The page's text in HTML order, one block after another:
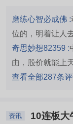
磨练心智必成佛 :
位的，明着让人
奇思妙想82359 :
由，股价就能上
资讯 10连板大